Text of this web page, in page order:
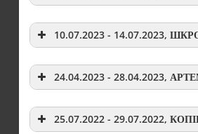
10.07.2023 - 14.07.2023,
24.04.2023 - 28.04.2023,
25.07.2022 - 29.07.2022,